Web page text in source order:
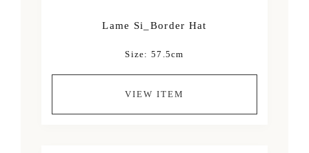
Lame Si_Border Hat
Size: 57.5cm
VIEW ITEM